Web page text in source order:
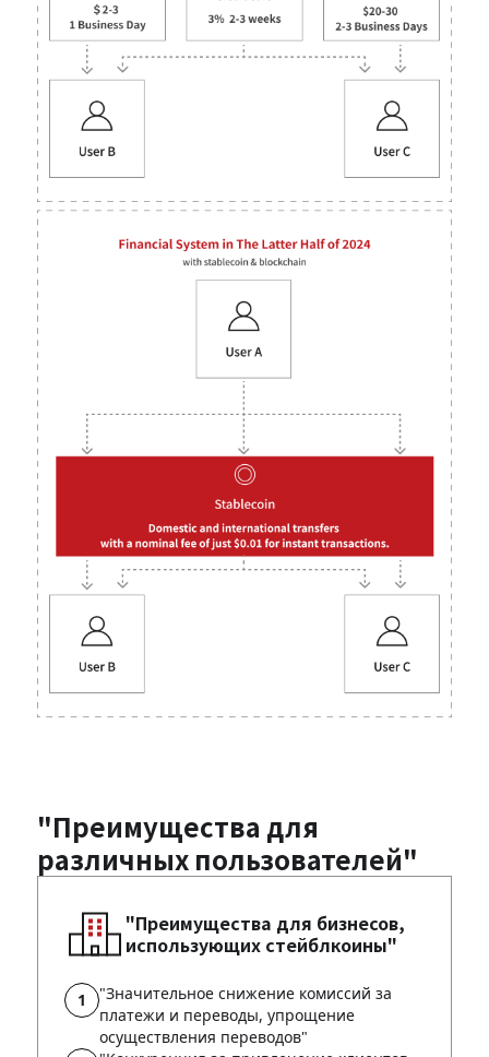
"Преимущества для
различных пользователей"
"Преимущества для бизнесов,
использующих стейблкоины"
"Значительное снижение комиссий за
платежи и переводы, упрощение
осуществления переводов"